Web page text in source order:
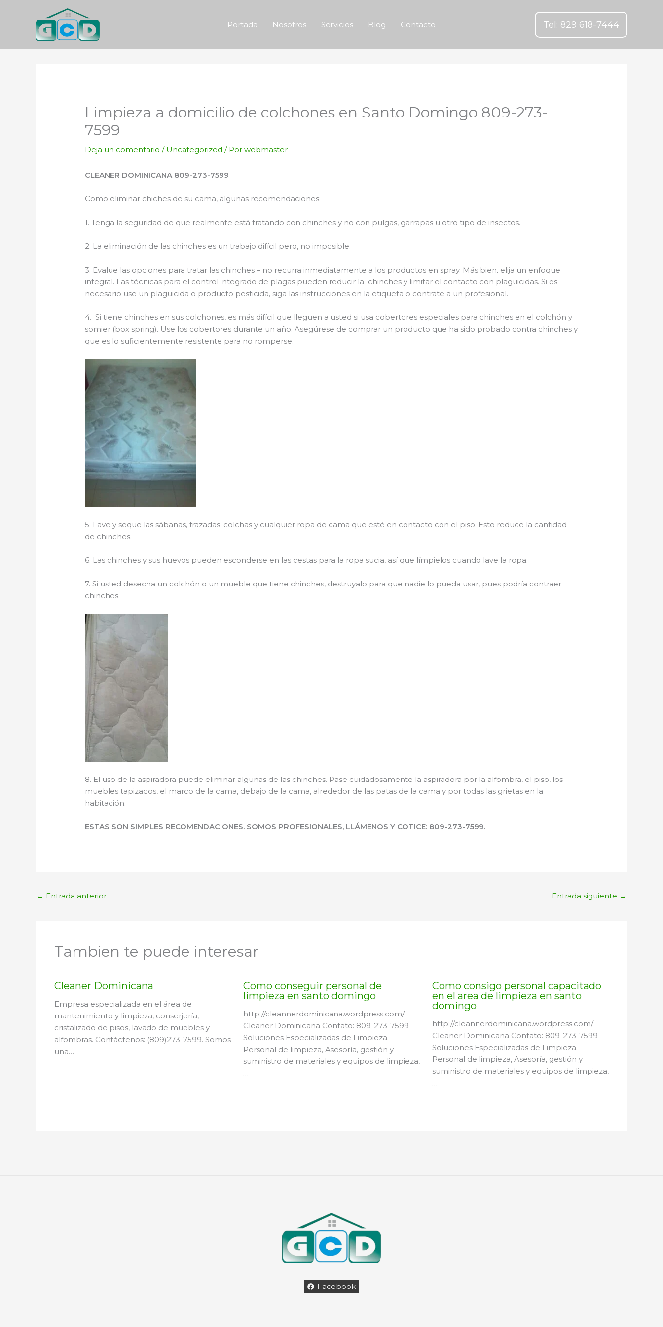
contenido
Portada Nosotros Servicios Blog Contacto Tel: 829 618-7444
Limpieza a domicilio de colchones en Santo Domingo 809-273-
7599
Deja un comentario / Uncategorized / Porwebmaster
CLEANER DOMINICANA 809-273-7599
Como eliminar chiches de su cama, algunas recomendaciones:
1. Tenga la seguridad de que realmente está tratando con chinches y no con pulgas, garrapas u otro tipo de insectos.
2. La eliminación de las chinches es un trabajo difícil pero, no imposible.
3. Evalue las opciones para tratar las chinches – no recurra inmediatamente a los productos en spray. Más bien, elija un enfoque
integral. Las técnicas para el control integrado de plagas pueden reducir la chinches y limitar el contacto con plaguicidas. Si es
necesario use un plaguicida o producto pesticida, siga las instrucciones en la etiqueta o contrate a un profesional.
4. Si tiene chinches en sus colchones, es más difícil que lleguen a usted si usa cobertores especiales para chinches en el colchón y
somier (box spring). Use los cobertores durante un año. Asegúrese de comprar un producto que ha sido probado contra chinches y
que es lo suficientemente resistente para no romperse.
5. Lave y seque las sábanas, frazadas, colchas y cualquier ropa de cama que esté en contacto con el piso. Esto reduce la cantidad
de chinches.
6. Las chinches y sus huevos pueden esconderse en las cestas para la ropa sucia, así que límpielos cuando lave la ropa.
7. Si usted desecha un colchón o un mueble que tiene chinches, destruyalo para que nadie lo pueda usar, pues podría contraer
chinches.
8. El uso de la aspiradora puede eliminar algunas de las chinches. Pase cuidadosamente la aspiradora por la alfombra, el piso, los
muebles tapizados, el marco de la cama, debajo de la cama, alrededor de las patas de la cama y por todas las grietas en la
habitación.
ESTAS SON SIMPLES RECOMENDACIONES. SOMOS PROFESIONALES, LLÁMENOS Y COTICE: 809-273-7599.
← Entrada anterior Entrada siguiente →
Tambien te puede interesar
Cleaner Dominicana
Empresa especializada en el área de
mantenimiento y limpieza, conserjería,
cristalizado de pisos, lavado de muebles y
alfombras. Contáctenos: (809)273-7599. Somos
una…
Como conseguir personal de
limpieza en santo domingo
http://cleannerdominicana.wordpress.com/
Cleaner Dominicana Contato: 809-273-7599
Soluciones Especializadas de Limpieza.
Personal de limpieza, Asesoría, gestión y
suministro de materiales y equipos de limpieza,
…
Como consigo personal capacitado
en el area de limpieza en santo
domingo
http://cleannerdominicana.wordpress.com/
Cleaner Dominicana Contato: 809-273-7599
Soluciones Especializadas de Limpieza.
Personal de limpieza, Asesoría, gestión y
suministro de materiales y equipos de limpieza,
…
Facebook